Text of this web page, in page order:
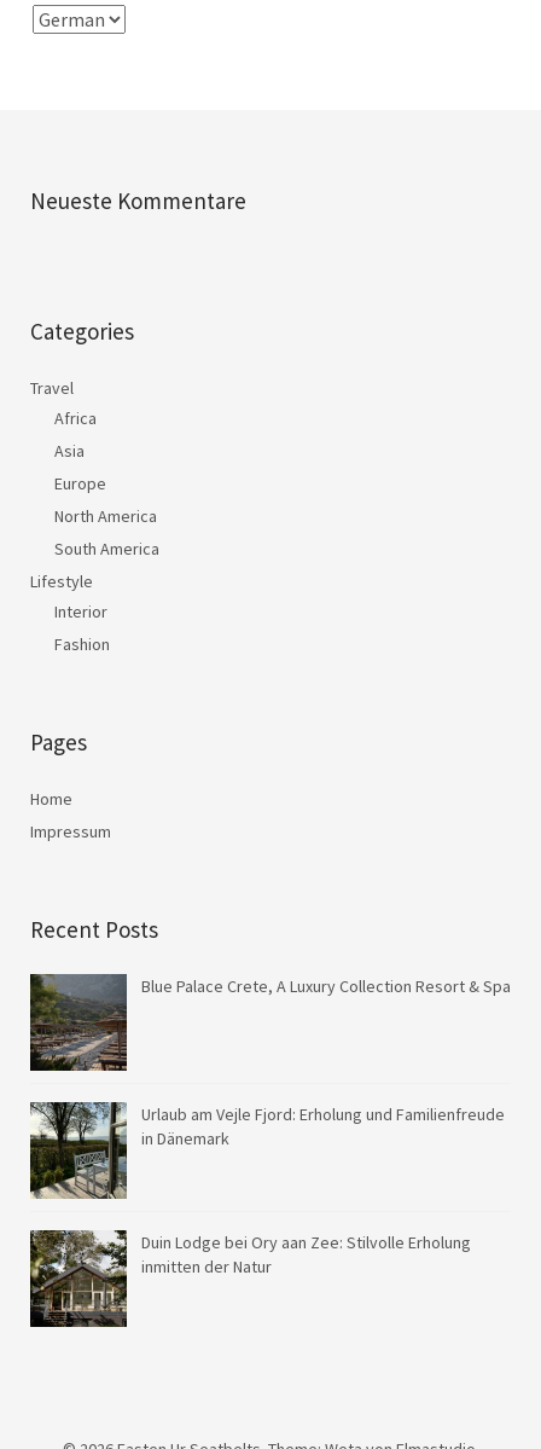
Neueste Kommentare
Categories
Travel
Africa
Asia
Europe
North America
South America
Lifestyle
Interior
Fashion
Pages
Home
Impressum
Recent Posts
Blue Palace Crete, A Luxury Collection Resort & Spa
Urlaub am Vejle Fjord: Erholung und Familienfreude
in Dänemark
Duin Lodge bei Ory aan Zee: Stilvolle Erholung
inmitten der Natur